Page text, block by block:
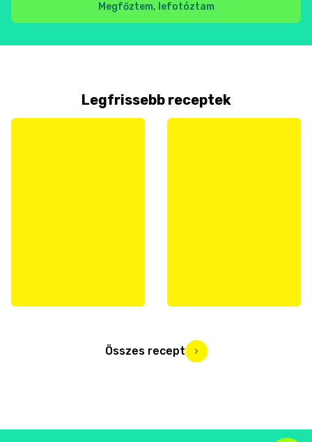
Megfőztem, lefotóztam
Legfrissebb receptek
Összes recept